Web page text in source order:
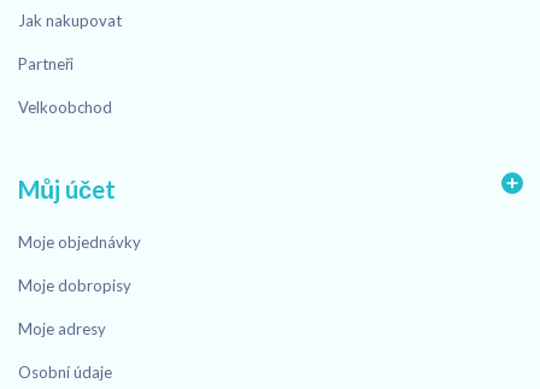
Jak nakupovat
Partneři
Velkoobchod
Můj účet
Moje objednávky
Moje dobropisy
Moje adresy
Osobní údaje